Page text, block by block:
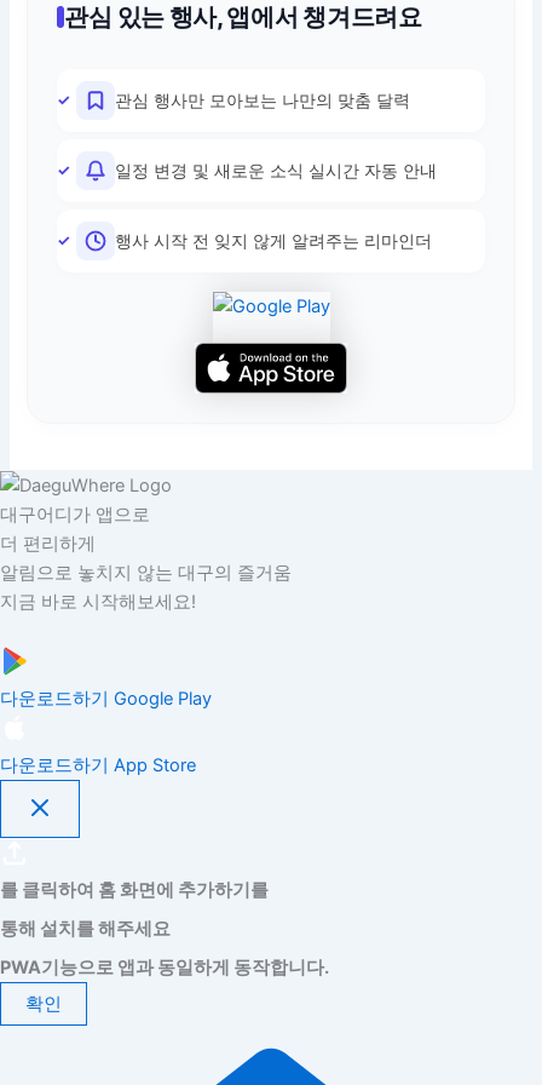
관심 있는 행사, 앱에서 챙겨드려요
관심 행사만 모아보는 나만의 맞춤 달력
일정 변경 및 새로운 소식 실시간 자동 안내
행사 시작 전 잊지 않게 알려주는 리마인더
대구어디가 앱으로
더 편리하게
알림으로 놓치지 않는 대구의 즐거움
지금 바로 시작해보세요!
다운로드하기 Google Play
다운로드하기 App Store
를 클릭하여 홈 화면에 추가하기를
통해 설치를 해주세요
PWA기능으로 앱과 동일하게 동작합니다.
확인